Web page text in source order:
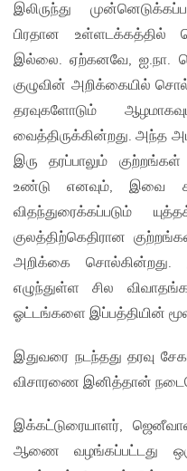
இலிருந்து
பிரதான உள்ளடக்கத்தில்
இல்லை. ஏற்கனவே, ஐ.நா.
குழுவின் அறிக்கையில்
தரவுகளோடும்
வைத்திருக்கின்றது. அந்த
இரு தரப்பாலும்
உண்டு எனவும், இவை
விதந்துரைக்கப்படும்
குலத்திற்கெதிரான
அறிக்கை
எழுந்துள்ள சில
ஓட்டங்களை இப்பத்தியின்
இதுவரை நடந்தது தரவு
விசாரணை இனித்தான்
இக்கட்டுரையாளர்,
ஆணை வழங்கப்பட்டது